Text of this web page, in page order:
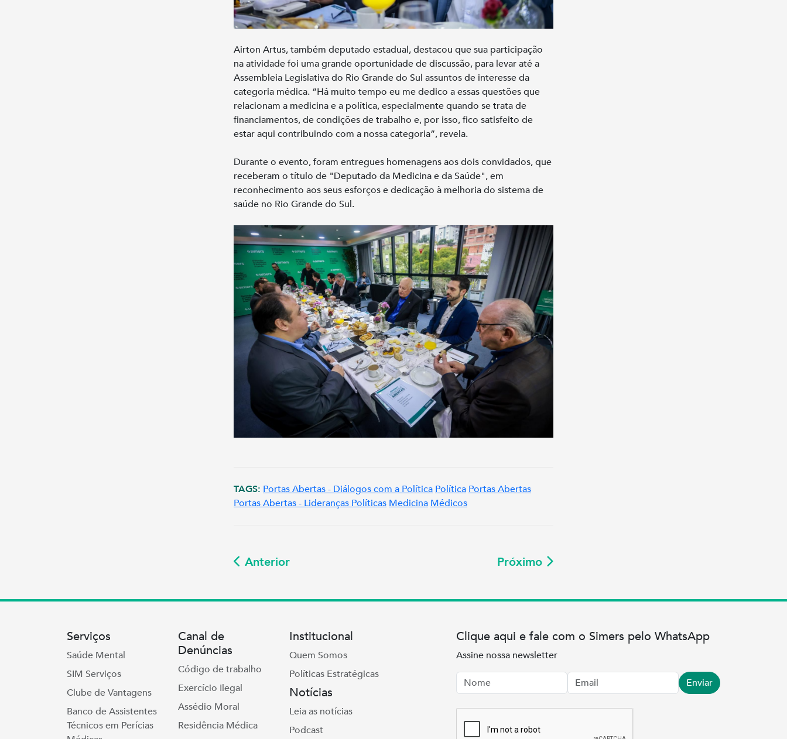
Airton Artus, também deputado estadual, destacou que sua participação
na atividade foi uma grande oportunidade de discussão, para levar até a
Assembleia Legislativa do Rio Grande do Sul assuntos de interesse da
categoria médica. “Há muito tempo eu me dedico a essas questões que
relacionam a medicina e a política, especialmente quando se trata de
financiamentos, de condições de trabalho e, por isso, fico satisfeito de
estar aqui contribuindo com a nossa categoria”, revela.
Durante o evento, foram entregues homenagens aos dois convidados, que
receberam o título de "Deputado da Medicina e da Saúde", em
reconhecimento aos seus esforços e dedicação à melhoria do sistema de
saúde no Rio Grande do Sul.
TAGS: Portas Abertas - Diálogos com a Política Política Portas Abertas
Portas Abertas - Lideranças Políticas Medicina Médicos
Anterior Próximo
Serviços
Saúde Mental
SIM Serviços
Clube de Vantagens
Banco de Assistentes
Técnicos em Perícias
Canal de
Denúncias
Código de trabalho
Exercício Ilegal
Assédio Moral
Residência Médica
Institucional
Quem Somos
Políticas Estratégicas
Notícias
Leia as notícias
Podcast
Clique aqui e fale com o Simers pelo WhatsApp
Assine nossa newsletter
Nome
Email Enviar